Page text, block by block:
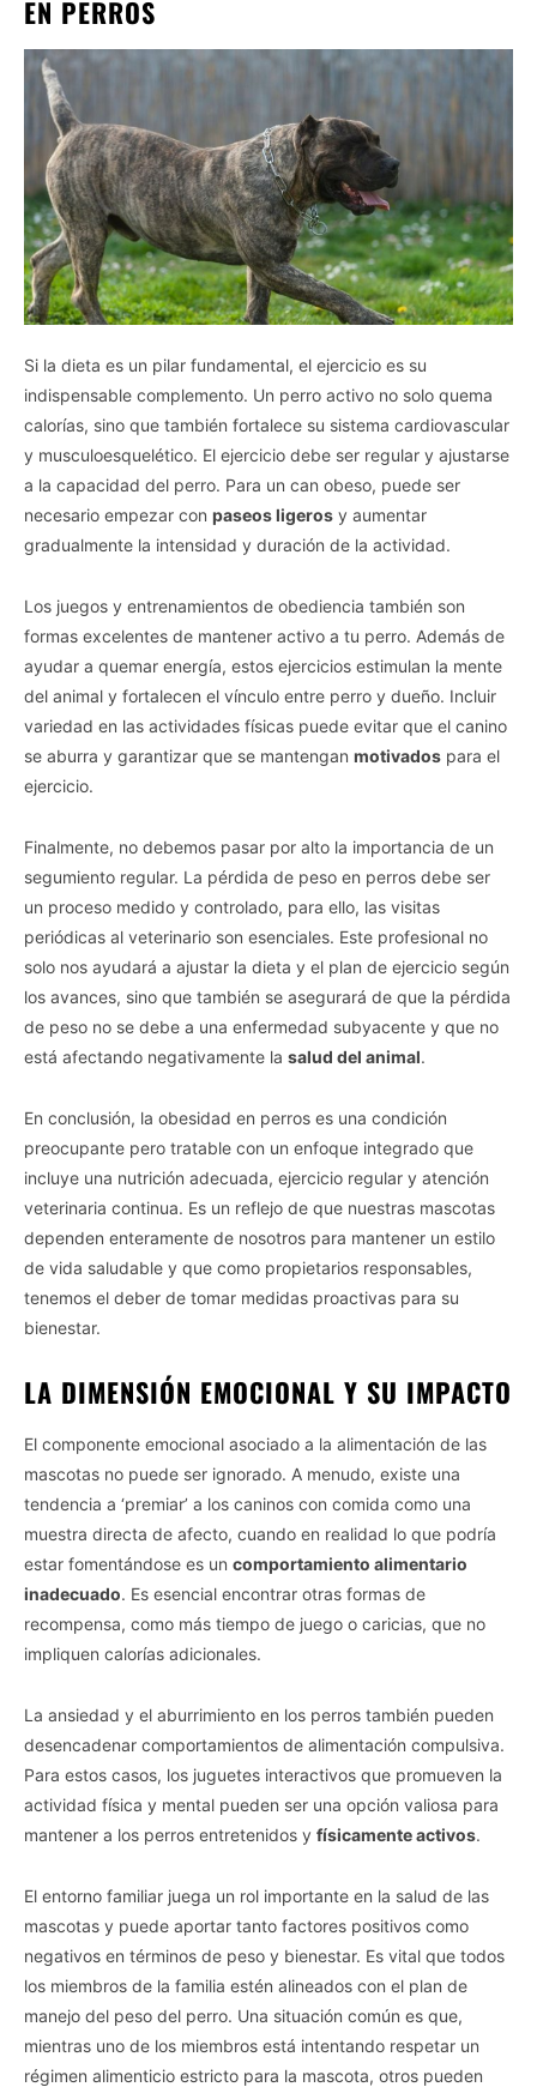
EN PERROS
Si la dieta es un pilar fundamental, el ejercicio es su
indispensable complemento. Un perro activo no solo quema
calorías, sino que también fortalece su sistema cardiovascular
y musculoesquelético. El ejercicio debe ser regular y ajustarse
a la capacidad del perro. Para un can obeso, puede ser
necesario empezar con paseos ligeros y aumentar
gradualmente la intensidad y duración de la actividad.
Los juegos y entrenamientos de obediencia también son
formas excelentes de mantener activo a tu perro. Además de
ayudar a quemar energía, estos ejercicios estimulan la mente
del animal y fortalecen el vínculo entre perro y dueño. Incluir
variedad en las actividades físicas puede evitar que el canino
se aburra y garantizar que se mantengan motivados para el
ejercicio.
Finalmente, no debemos pasar por alto la importancia de un
segumiento regular. La pérdida de peso en perros debe ser
un proceso medido y controlado, para ello, las visitas
periódicas al veterinario son esenciales. Este profesional no
solo nos ayudará a ajustar la dieta y el plan de ejercicio según
los avances, sino que también se asegurará de que la pérdida
de peso no se debe a una enfermedad subyacente y que no
está afectando negativamente la salud del animal.
En conclusión, la obesidad en perros es una condición
preocupante pero tratable con un enfoque integrado que
incluye una nutrición adecuada, ejercicio regular y atención
veterinaria continua. Es un reflejo de que nuestras mascotas
dependen enteramente de nosotros para mantener un estilo
de vida saludable y que como propietarios responsables,
tenemos el deber de tomar medidas proactivas para su
bienestar.
LA DIMENSIÓN EMOCIONAL Y SU IMPACTO
El componente emocional asociado a la alimentación de las
mascotas no puede ser ignorado. A menudo, existe una
tendencia a ‘premiar’ a los caninos con comida como una
muestra directa de afecto, cuando en realidad lo que podría
estar fomentándose es un comportamiento alimentario
inadecuado. Es esencial encontrar otras formas de
recompensa, como más tiempo de juego o caricias, que no
impliquen calorías adicionales.
La ansiedad y el aburrimiento en los perros también pueden
desencadenar comportamientos de alimentación compulsiva.
Para estos casos, los juguetes interactivos que promueven la
actividad física y mental pueden ser una opción valiosa para
mantener a los perros entretenidos y físicamente activos.
El entorno familiar juega un rol importante en la salud de las
mascotas y puede aportar tanto factores positivos como
negativos en términos de peso y bienestar. Es vital que todos
los miembros de la familia estén alineados con el plan de
manejo del peso del perro. Una situación común es que,
mientras uno de los miembros está intentando respetar un
régimen alimenticio estricto para la mascota, otros pueden